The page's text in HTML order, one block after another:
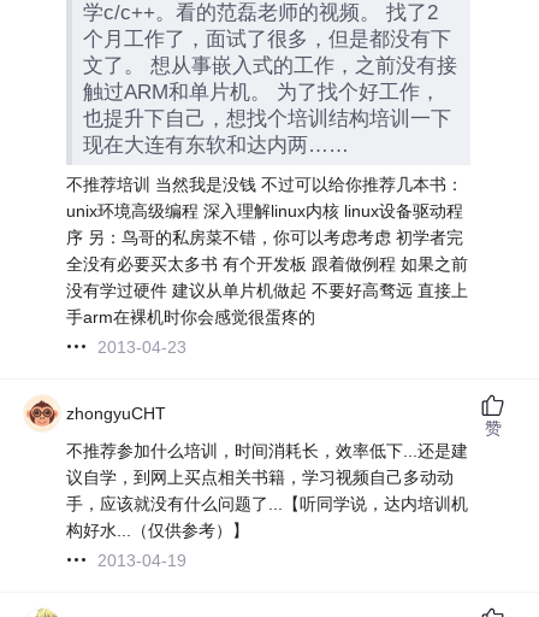
学c/c++。看的范磊老师的视频。 找了2
个月工作了，面试了很多，但是都没有下
文了。 想从事嵌入式的工作，之前没有接
触过ARM和单片机。 为了找个好工作，
也提升下自己，想找个培训结构培训一下
现在大连有东软和达内两……
不推荐培训 当然我是没钱 不过可以给你推荐几本书：
unix环境高级编程 深入理解linux内核 linux设备驱动程
序 另：鸟哥的私房菜不错，你可以考虑考虑 初学者完
全没有必要买太多书 有个开发板 跟着做例程 如果之前
没有学过硬件 建议从单片机做起 不要好高骛远 直接上
手arm在裸机时你会感觉很蛋疼的
2013-04-23
zhongyuCHT
不推荐参加什么培训，时间消耗长，效率低下...还是建
议自学，到网上买点相关书籍，学习视频自己多动动
手，应该就没有什么问题了...【听同学说，达内培训机
构好水...（仅供参考）】
2013-04-19
赞